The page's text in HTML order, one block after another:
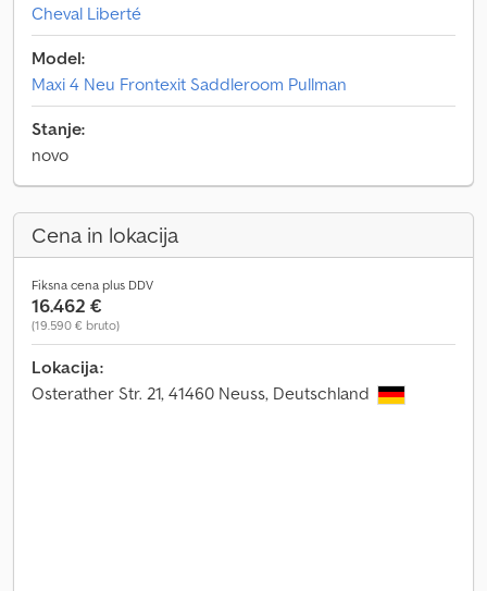
Cheval Liberté
Model:
Maxi 4 Neu Frontexit Saddleroom Pullman
Stanje:
novo
Cena in lokacija
Fiksna cena plus DDV
16.462 €
(19.590 € bruto)
Lokacija:
Osterather Str. 21, 41460 Neuss, Deutschland